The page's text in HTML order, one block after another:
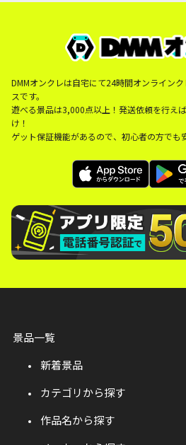
DMMオンクレは自宅にて24時間オンライン
スです。
遊べる景品は3,000点以上！発送依頼を行え
け！
ゲット保証機能があるので、初心者の方でも
景品一覧
新着景品
カテゴリから探す
作品名から探す